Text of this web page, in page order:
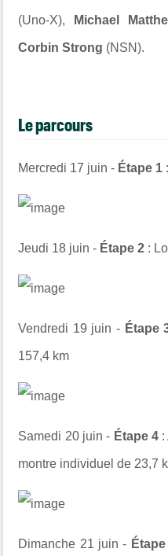
(Uno-X), Michael
Corbin Strong (NSN).
Le parcours
Mercredi 17 juin - Étape 1
Jeudi 18 juin - Étape 2 :
Vendredi 19 juin - Étape
157,4 km
Samedi 20 juin - Étape 4:
montre individuel de 23,7
Dimanche 21 juin -